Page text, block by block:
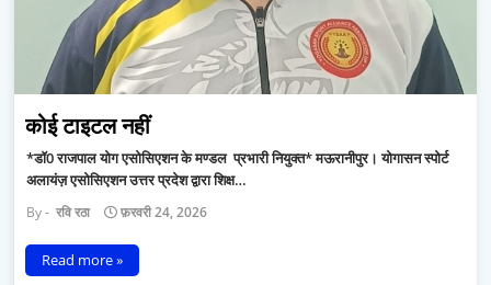
कोई टाइटल नहीं
*डॉ0 राजपाल योग एसोसिएशन के मण्डल प्रभारी नियुक्त* मऊरानीपुर। योगासन स्पोर्ट
अलायंज़ एसोसिएशन उत्तर प्रदेश द्वारा शिक्ष…
रवि रठा फ़रवरी 24, 2026
Read more »